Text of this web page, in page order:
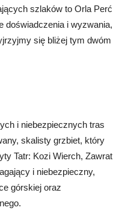
szlaków to Orla Perć
doświadczenia i wyzwania,
się bliżej tym dwóm
i niebezpiecznych tras
skalisty grzbiet, który
Tatr: Kozi Wierch, Zawrat
i niebezpieczny,
górskiej oraz